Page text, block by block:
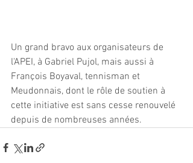
Un grand bravo aux organisateurs de
l'APEI, à Gabriel Pujol, mais aussi à
François Boyaval, tennisman et
Meudonnais, dont le rôle de soutien à
cette initiative est sans cesse renouvelé
depuis de nombreuses années.